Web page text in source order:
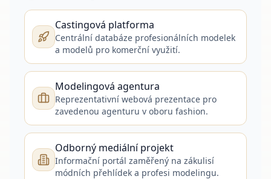
Castingová platforma
Centrální databáze profesionálních modelek
a modelů pro komerční využití.
Modelingová agentura
Reprezentativní webová prezentace pro
zavedenou agenturu v oboru fashion.
Odborný mediální projekt
Informační portál zaměřený na zákulisí
módních přehlídek a profesi modelingu.